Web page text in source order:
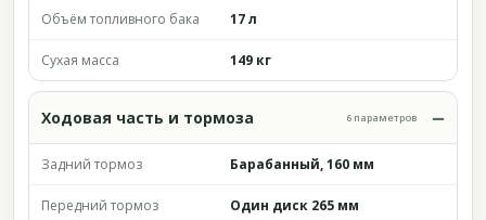
Объём топливного бака 17 л
Сухая масса 149 кг
Ходовая часть и тормоза 6 параметров
Задний тормоз Барабанный, 160 мм
Передний тормоз Один диск 265 мм